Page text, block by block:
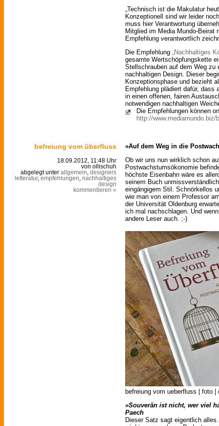
„Technisch ist die Makulatur
Konzeptionell sind wir leider
muss hier Verantwortung
Mitglied im Media Mundo-Beirat
Empfehlung verantwortlich
Die Empfehlung „Nachhaltiges
gesamte Wertschöpfungskette
Stellschrauben auf dem Weg zu
nachhaltigen Design. Dieser
Konzeptionsphase und bezieht
Empfehlung plädiert dafür, dass
in einen offenen, fairen
notwendigen nachhaltigen
Die Empfehlungen können
http://www.mediamundo.biz/
befreiung vom überfluss
18.09.2012, 11:48 Uhr
von ollischuh
abgelegt unter allgemein designers
letteratur, empfehlungen nachhaltiges
design
kommentieren »
»Auf dem Weg in die
Ob wir uns nun wirklich schon
Postwachstumsökonomie
höchste Eisenbahn wäre es
seinem Buch
eingängigem Stil. Schnörkellos
wie man von einem Professor
der Universität Oldenburg
ich mal nachschlagen. Und
andere Leser auch. ;-)
befreiung vom ueberfluss | foto |
»Souverän ist nicht, wer viel
Paech
Dieser Satz sagt eigentlich